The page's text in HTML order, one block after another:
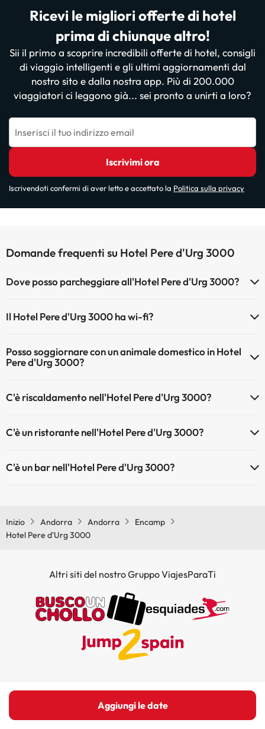
Aggiungi le date
Ricevi le migliori offerte di hotel
prima di chiunque altro!
Sii il primo a scoprire incredibili offerte di hotel, consigli
di viaggio intelligenti e gli ultimi aggiornamenti dal
nostro sito e dalla nostra app. Più di 200.000
viaggiatori ci leggono già... sei pronto a unirti a loro?
Inserisci il tuo indirizzo email
Iscrivimi ora
Iscrivendoti confermi di aver letto e accettato la Politica sulla privacy
Domande frequenti su Hotel Pere d'Urg 3000
Dove posso parcheggiare all'Hotel Pere d'Urg 3000?
parcheggio (sogetto a disponibilità)
Ci sono aree di parcheggio (pubblico o privato) vicino all'alloggio.
Il Hotel Pere d'Urg 3000 ha wi-fi?
Posso soggiornare con un animale domestico in Hotel
Pere d'Urg 3000?
richiesta e pagamento diretto in hotel). Verifica le condizioni.
C'è riscaldamento nell'Hotel Pere d'Urg 3000?
comuni
C'è un ristorante nell'Hotel Pere d'Urg 3000?
C'è un bar nell'Hotel Pere d'Urg 3000?
Inizio Andorra Andorra
Encamp
Hotel Pere d'Urg 3000
Altri siti del nostro Gruppo ViajesParaTi